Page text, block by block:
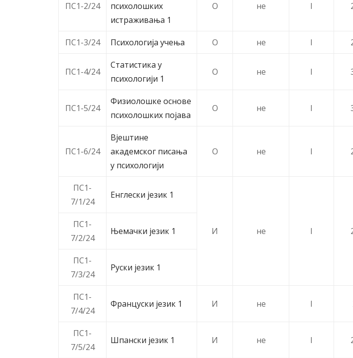
ПС1-2/24
психолошких
истраживања 1
O не I
ПС1-3/24 Психологија учења O не I
ПС1-4/24
Статистика у
психологији 1
O не I
ПС1-5/24
Физиолошке основе
психолошких појава
O не I
ПС1-6/24
Вјештине
академског писања
у психологији
O не I
ПС1-
7/1/24
Енглески језик 1
И не I
ПС1-
7/2/24
Њемачки језик 1
ПС1-
7/3/24
Руски језик 1
ПС1-
7/4/24
Француски језик 1 И не I
ПС1-
7/5/24
Шпански језик 1 И не I